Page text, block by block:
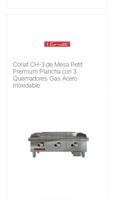
Coriat CH-3 de Mesa Petit
Premium Plancha con 3
Quemadores Gas Acero
Inoxidable